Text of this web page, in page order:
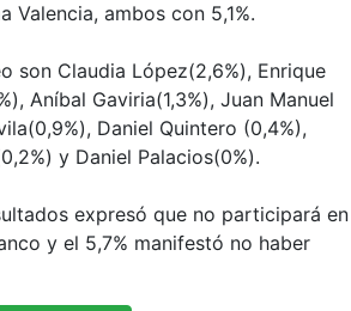
Valencia, ambos con 5,1%.
son Claudia López(2,6%), Enrique
Aníbal Gaviria(1,3%), Juan Manuel
Daniel Quintero (0,4%),
y Daniel Palacios(0%).
expresó que no participará en
y el 5,7% manifestó no haber